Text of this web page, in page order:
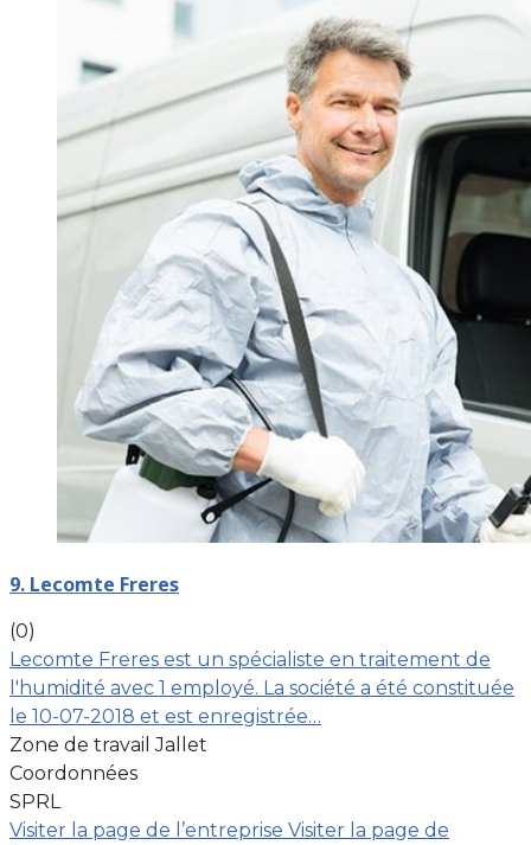
9. Lecomte Freres
(0)
Lecomte Freres est un spécialiste en traitement de
l'humidité avec 1 employé. La société a été constituée
le 10-07-2018 et est enregistrée…
Zone de travail Jallet
Coordonnées
SPRL
Visiter la page de l’entreprise Visiter la page de